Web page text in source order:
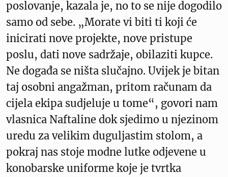
poslovanje, kazala je, no to se nije dogodilo
samo od sebe. „Morate vi biti ti koji će
inicirati nove projekte, nove pristupe
poslu, dati nove sadržaje, obilaziti kupce.
Ne događa se ništa slučajno. Uvijek je bitan
taj osobni angažman, pritom računam da
cijela ekipa sudjeluje u tome“, govori nam
vlasnica Naftaline dok sjedimo u njezinom
uredu za velikim duguljastim stolom, a
pokraj nas stoje modne lutke odjevene u
konobarske uniforme koje je tvrtka